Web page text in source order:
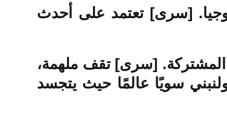
[سرى] تعتمد على أحدث
المشتركة. [سرى] تقف ملهمة،
سويًا عالمًا حيث يتجسد